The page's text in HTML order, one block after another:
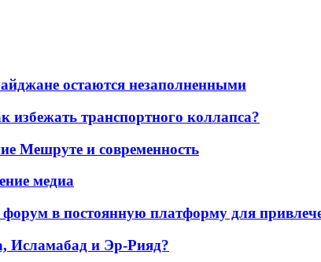
остаются незаполненными
избежать транспортного коллапса?
Мешруте и современность
медиа
в постоянную платформу для
Исламабад и Эр-Рияд?